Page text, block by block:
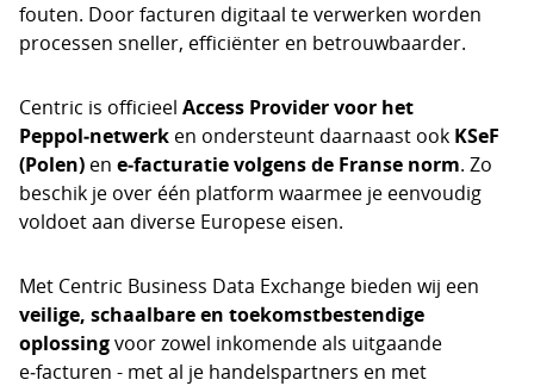
fouten. Door facturen digitaal te verwerken worden
processen sneller, efficiënter en betrouwbaarder.
Centric is officieel Access Provider voor het
Peppol‑netwerk en ondersteunt daarnaast ook KSeF
(Polen) en e‑facturatie volgens de Franse norm. Zo
beschik je over één platform waarmee je eenvoudig
voldoet aan diverse Europese eisen.
Met Centric Business Data Exchange bieden wij een
veilige, schaalbare en toekomstbestendige
oplossingvoor zowel inkomende als uitgaande
e‑facturen - met al je handelspartners en met